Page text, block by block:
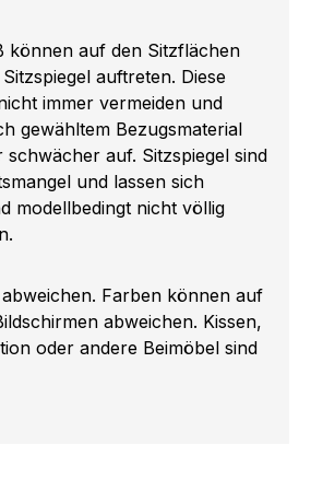
können auf den Sitzflächen
auftreten. Diese
immer vermeiden und
gewähltem Bezugsmaterial
auf. Sitzspiegel sind
und lassen sich
modellbedingt nicht völlig
Farben können auf
abweichen. Kissen,
oder andere Beimöbel sind